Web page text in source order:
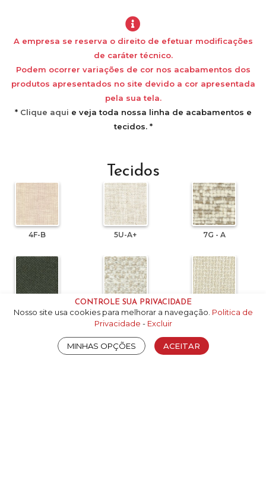
CONTROLE SUA PRIVACIDADE
Nosso site usa cookies para melhorar a navegação. Politica de
Privacidade - Excluir
MINHAS OPÇÕES ACEITAR
A empresa se reserva o direito de efetuar modificações
de caráter técnico.
Podem ocorrer variações de cor nos acabamentos dos
produtos apresentados no site devido a cor apresentada
pela sua tela.
* Clique aqui e veja toda nossa linha de acabamentos e
tecidos. *
Tecidos
4F-B 5U-A+ 7G - A
7J - A 7P - B 7Q - P